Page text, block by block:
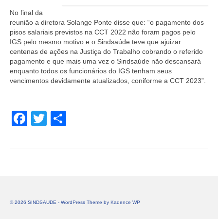
No final da
reunião a diretora Solange Ponte disse que: “o pagamento dos
pisos salariais previstos na CCT 2022 não foram pagos pelo
IGS pelo mesmo motivo e o Sindsaúde teve que ajuizar
centenas de ações na Justiça do Trabalho cobrando o referido
pagamento e que mais uma vez o Sindsaúde não descansará
enquanto todos os funcionários do IGS tenham seus
vencimentos devidamente atualizados, coniforme a CCT 2023”.
Facebook
Twitter
© 2026 SINDSAUDE - WordPress Theme by Kadence WP